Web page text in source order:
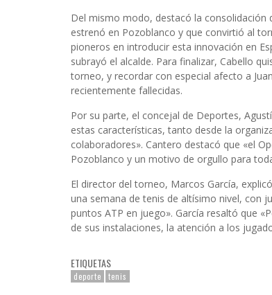
Del mismo modo, destacó la consolidación
estrenó en Pozoblanco y que convirtió al
pioneros en introducir esta innovación en
subrayó el alcalde. Para finalizar, Cabello
torneo, y recordar con especial afecto a
recientemente fallecidas.
Por su parte, el concejal de Deportes,
estas características, tanto desde la
colaboradores». Cantero destacó que «el
Pozoblanco y un motivo de orgullo para
El director del torneo, Marcos García,
una semana de tenis de altísimo nivel, con
puntos ATP en juego». García resaltó que
de sus instalaciones, la atención a los
ETIQUETAS
deporte tenis